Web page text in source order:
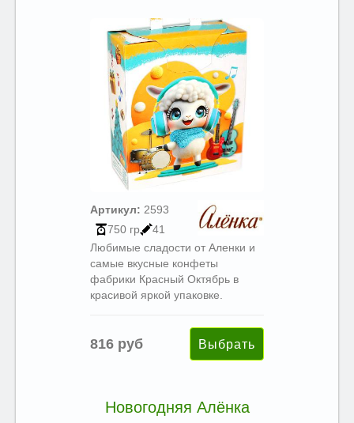
Артикул: 2593
750 гр
41
Любимые сладости от Аленки и
самые вкусные конфеты
фабрики Красный Октябрь в
красивой яркой упаковке.
816 руб
Новогодняя Алёнка